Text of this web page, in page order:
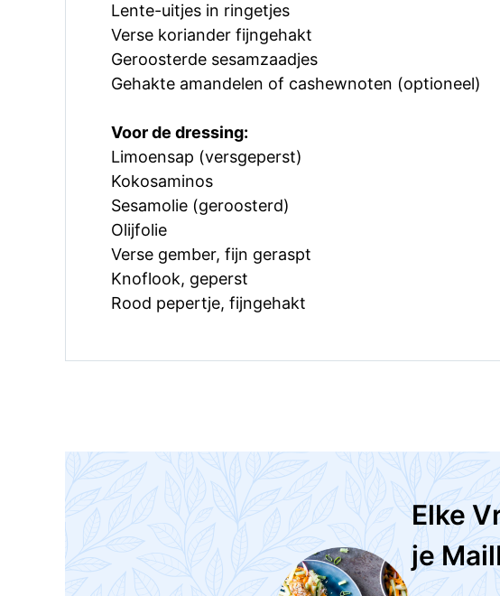
Lente-uitjes in ringetjes
Verse koriander fijngehakt
Geroosterde sesamzaadjes
Gehakte amandelen of cashewnoten (optioneel)
Voor de dressing:
Limoensap (versgeperst)
Kokosaminos
Sesamolie (geroosterd)
Olijfolie
Verse gember, fijn geraspt
Knoflook, geperst
Rood pepertje, fijngehakt
Elke
je